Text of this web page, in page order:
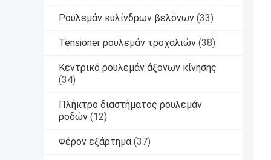
Ρουλεμάν κυλίνδρων βελόνων (33)
Tensioner ρουλεμάν τροχαλιών (38)
Κεντρικό ρουλεμάν άξονων κίνησης
(34)
Πλήκτρο διαστήματος ρουλεμάν
ροδών (12)
Φέρον εξάρτημα (37)